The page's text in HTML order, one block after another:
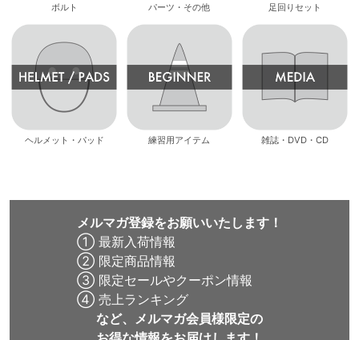
ボルト パーツ・その他 足回りセット
ヘルメット・パッド 練習用アイテム 雑誌・DVD・CD
メルマガ登録をお願いいたします！
① 最新入荷情報
② 限定商品情報
③ 限定セールやクーポン情報
④ 売上ランキング
など、メルマガ会員様限定の